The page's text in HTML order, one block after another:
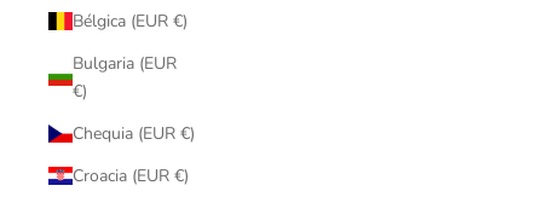
Bélgica (EUR €)
Bulgaria (EUR
€)
Chequia (EUR €)
Croacia (EUR €)